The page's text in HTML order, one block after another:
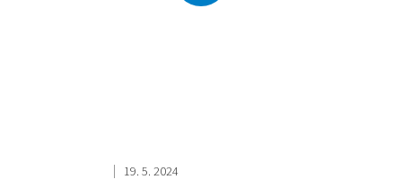
19. 5. 2024